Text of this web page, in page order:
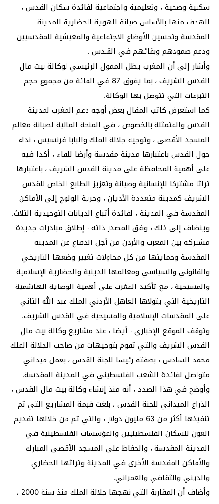
سكنية وصحية ، وتعليمية واجتماعية لفائدة سكان القدس ،
الهدف منها بالأساس صيانة الهوية الحضارية للمدينة
المقدسة وتحسين الأوضاع الاجتماعية والمعيشية للمقدسيين
ودعم صمودهم وبقائهم في القـدس .
وأشار إلى أن المغرب يظل الممول الرئيسي لوكالة بيت مال
القدس الشريف ، بما يفوق 87 في المائة من مجموع حجم
التبرعات التي تتوصل بها الوكالة.
كما استعرض كاتب المقال بعض أوجه دعم المغرب لمدينة
القدس والمتمثلة بالخصوص ، في المنحة المالية لصيانة معالم
المسجد الأقصى ، وتوجيه جلالة الملك والبابا فرنسيس ، نداء
حول القدس باعتبارها مدينة مقدسة وأرضا للقاء ، أكدا فيه
على أهمية المحافظة على مدينة القدس الشريف ، باعتبارها
تراثا مشتركا للإنسانية وصيانة وتعزيز الطابع الخاص للقدس
الشريف كمدينة متعددة الأديان ، وحرية الولوج إلى الأماكن
المقدسة في المدينة ، لفائدة أتباع الديانات التوحيدية الثلاث.
وينضاف إلى ذلك ، وفق المصدر ذاته ، إطلاق مبادرات جديدة
مشتركة بين المغرب والأردن من أجل الدفاع عن المدينة
المقدسة وحمايتها من كل محاولات تغيير وضعها التاريخي
والقانوني والسياسي ومعالمها الدينية والحضارية الإسلامية
والمسيحية ، مع تأكيد المغرب على أهمية الوصاية الهاشمية
التاريخية التي يتولاها العاهل الأردني الملك عبد الله الثاني
على المقدسات الإسلامية والمسيحية في القدس الشريف.
وتوقف الموقع الإخباري ، أيضا ، عند مشاريع وكالة بيت مال
القدس الشريف والتي تقوم بتوجيهات من صاحب الجلالة الملك
محمد السادس ، بصفته رئيسا للجنة القدس ، بعمل ميداني
متواصل لفائدة الشعب الفلسطيني في المدينة المقدسة.
وأوضح في هذا الصدد ، أنه منذ إنشاء وكالة بيت مال القدس ،
الذراع الميداني للجنة القدس ، بلغت قيمة المشاريع التي تم
تنفيذها أكثر من 63 مليون دولار ، والتي تم من خلالها تقديم
العون للسكان الفلسطينيين والمؤسسات الفلسطينية في
المدينة المقدسة ، والحفاظ على المسجد الأقصى المبارك
والأماكن المقدسة الأخرى في المدينة وتراثها الحضاري
والديني والثقافي والعمراني.
وأضاف أن المقاربة التي نهجها جلالة الملك منذ سنة 2000 ،